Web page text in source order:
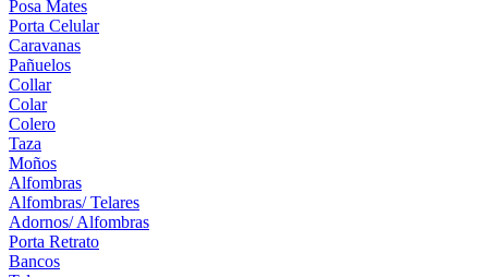
Posa Mates
Porta Celular
Caravanas
Pañuelos
Collar
Colar
Colero
Taza
Moños
Alfombras
Alfombras/ Telares
Adornos/ Alfombras
Porta Retrato
Bancos